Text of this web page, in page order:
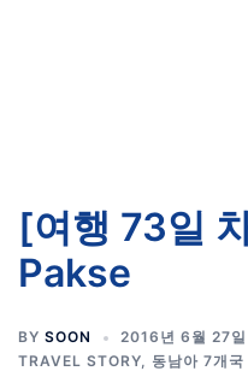
[여행 73일
Pakse
BY SOON
2016년 6월 27일
TRAVEL STORY, 동남아 7개국